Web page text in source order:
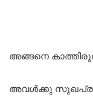
അങ്ങനെ
അവൾക്കു